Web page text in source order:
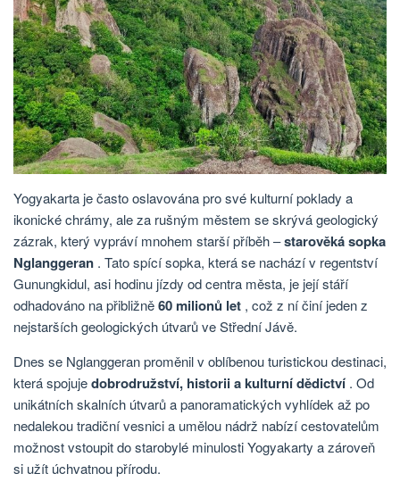
Yogyakarta je často oslavována pro své kulturní poklady a
ikonické chrámy, ale za rušným městem se skrývá geologický
zázrak, který vypráví mnohem starší příběh –starověká sopka
Nglanggeran . Tato spící sopka, která se nachází v regentství
Gunungkidul, asi hodinu jízdy od centra města, je její stáří
odhadováno na přibližně60 milionů let , což z ní činí jeden z
nejstarších geologických útvarů ve Střední Jávě.
Dnes se Nglanggeran proměnil v oblíbenou turistickou destinaci,
která spojujedobrodružství, historii a kulturní dědictví . Od
unikátních skalních útvarů a panoramatických vyhlídek až po
nedalekou tradiční vesnici a umělou nádrž nabízí cestovatelům
možnost vstoupit do starobylé minulosti Yogyakarty a zároveň
si užít úchvatnou přírodu.